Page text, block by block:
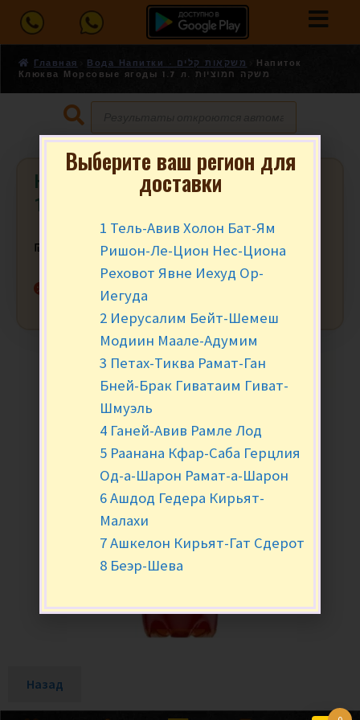
Главная Вода Напитки - משקאות קלים
Напиток
Клюква Морсовые ягоды 1.7 л. משקה חמוציות
Напиток Клюква Морсовые ягоды
₪ за шт.
Нет в наличии
Назад
Выберите ваш регион для
доставки
1 Тель-Авив Холон Бат-Ям
Ришон-Ле-Цион Нес-Циона
Реховот Явне Иехуд Ор-
Иегуда
2 Иерусалим Бейт-Шемеш
Модиин Маале-Адумим
3 Петах-Тиква Рамат-Ган
Бней-Брак Гиватаим Гиват-
Шмуэль
4 Ганей-Авив Рамле Лод
5 Раанана Кфар-Саба Герцлия
Од-а-Шарон Рамат-а-Шарон
6 Ашдод Гедера Кирьят-
Малахи
7 Ашкелон Кирьят-Гат Сдерот
8 Беэр-Шева